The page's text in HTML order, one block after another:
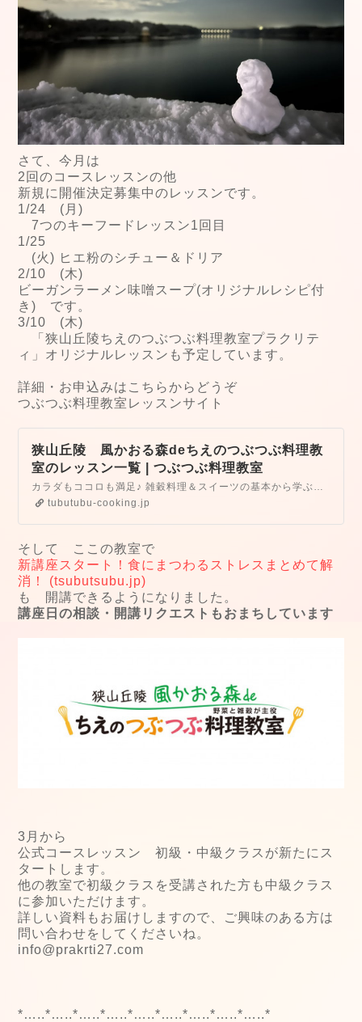
さて、今月は
2回のコースレッスンの他
新規に開催決定募集中のレッスンです。
1/24 (月)
7つのキーフードレッスン1回目
1/25
(火) ヒエ粉のシチュー＆ドリア
2/10 (木)
ビーガンラーメン味噌スープ(オリジナルレシピ付
き) です。
3/10 (木)
「狭山丘陵ちえのつぶつぶ料理教室プラクリテ
ィ」オリジナルレッスンも予定しています。
詳細・お申込みはこちらからどうぞ
つぶつぶ料理教室レッスンサイト
狭山丘陵 風かおる森deちえのつぶつぶ料理教
室のレッスン一覧 | つぶつぶ料理教室
カラダもココロも満足♪ 雑穀料理＆スイーツの基本から学ぶお料理教室 / 入会金不要１回完結型レッスン
tubutubu-cooking.jp
そして ここの教室で
新講座スタート！食にまつわるストレスまとめて解
消！ (tsubutsubu.jp)
も 開講できるようになりました。
講座日の相談・開講リクエストもおまちしています
3月から
公式コースレッスン 初級・中級クラスが新たにス
タートします。
他の教室で初級クラスを受講された方も中級クラス
に参加いただけます。
詳しい資料もお届けしますので、ご興味のある方は
問い合わせをしてくださいね。
info@prakrti27.com
*…..*…..*…..*…..*…..*…..*…..*…..*…..*